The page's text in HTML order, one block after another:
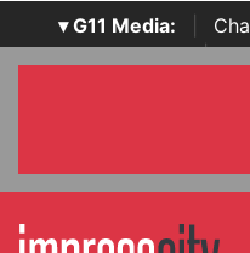
▾ G11 Media:
SecurityOpenLab |